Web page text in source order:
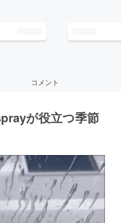
コメント
が役立つ季節